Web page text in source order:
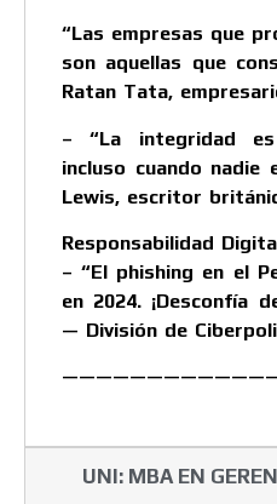
“Las empresas que
son aquellas que
Ratan Tata,
– “La integridad
incluso cuando nadie
Lewis, escritor
Responsabilidad
– “El phishing en el
en 2024. ¡Desconfía
— División de
UNI: MBA EN